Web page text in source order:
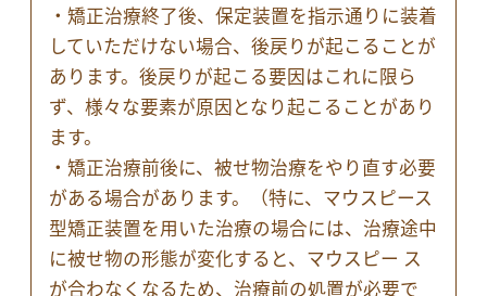
・矯正治療終了後、保定装置を指示通りに装着
していただけない場合、後戻りが起こることが
あります。後戻りが起こる要因はこれに限ら
ず、様々な要素が原因となり起こることがあり
ます。
・矯正治療前後に、被せ物治療をやり直す必要
がある場合があります。（特に、マウスピース
型矯正装置を用いた治療の場合には、治療途中
に被せ物の形態が変化すると、マウスピー ス
が合わなくなるため、治療前の処置が必要で